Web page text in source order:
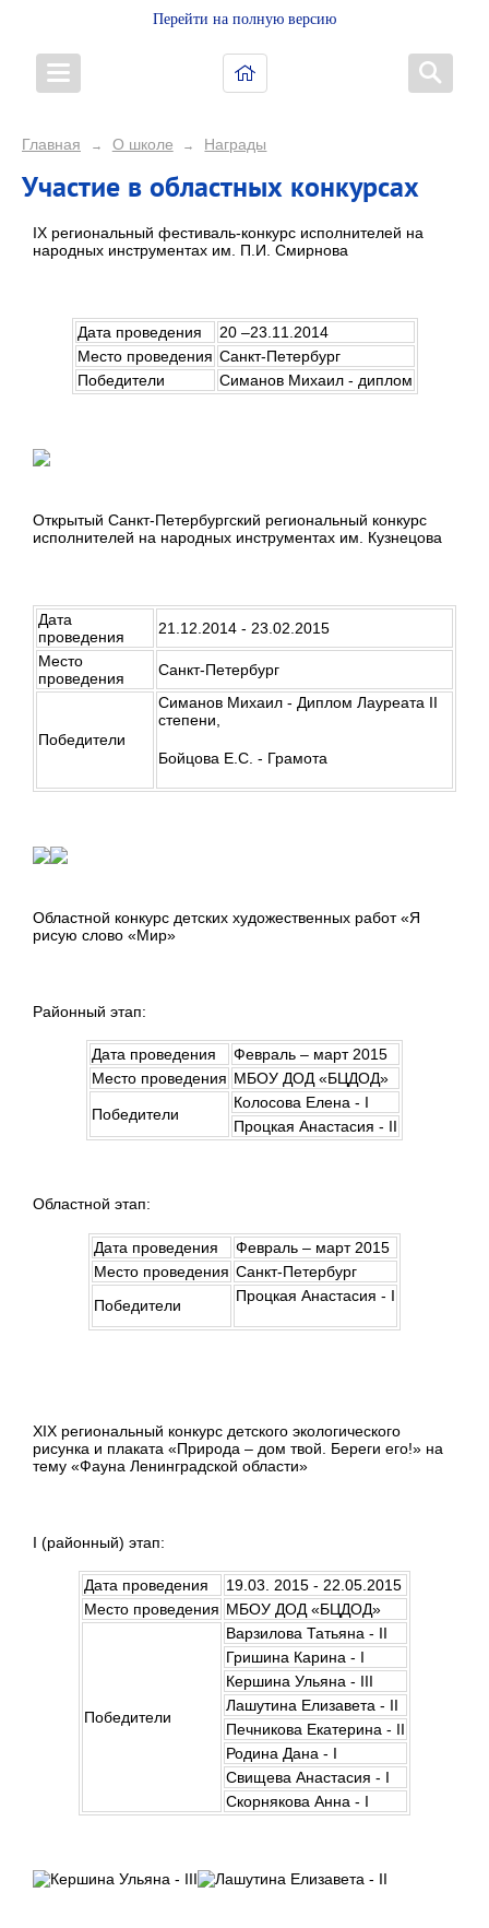
Перейти на полную версию
Главная → О школе → Награды
Участие в областных конкурсах
IX региональный фестиваль-конкурс исполнителей на
народных инструментах им. П.И. Смирнова
Дата проведения
20 –23.11.2014
Место проведения Санкт-Петербург
Победители
Симанов Михаил - диплом
Открытый Санкт-Петербургский региональный конкурс
исполнителей на народных инструментах им. Кузнецова
Дата
проведения
21.12.2014 - 23.02.2015
Место
проведения
Санкт-Петербург
Победители
Симанов Михаил - Диплом Лауреата II
степени,
Бойцова Е.С. - Грамота
Областной конкурс детских художественных работ «Я
рисую слово «Мир»
Районный этап:
Дата проведения
Февраль – март 2015
Место проведения МБОУ ДОД «БЦДОД»
Победители
Колосова Елена - I
Процкая Анастасия - II
Областной этап:
Дата проведения
Февраль – март 2015
Место проведения Санкт-Петербург
Победители
Процкая Анастасия - I
XIX региональный конкурс детского экологического
рисунка и плаката «Природа – дом твой. Береги его!» на
тему «Фауна Ленинградской области»
I (районный) этап:
Дата проведения
19.03. 2015 - 22.05.2015
Место проведения МБОУ ДОД «БЦДОД»
Победители
Варзилова Татьяна - II
Гришина Карина - I
Кершина Ульяна - III
Лашутина Елизавета - II
Печникова Екатерина - II
Родина Дана - I
Свищева Анастасия - I
Скорнякова Анна - I